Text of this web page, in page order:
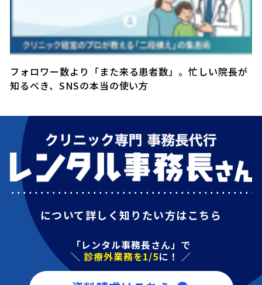
フォロワー数より「また来る患者数」。忙しい院長が
知るべき、SNSの本当の使い方
について詳しく知りたい方はこちら
「レンタル事務長さん」で
＼ 診療外業務を1/5に！ ／